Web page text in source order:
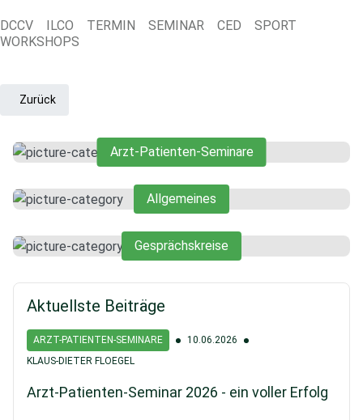
DCCV ILCO TERMIN SEMINAR CED
SPORT
WORKSHOPS
Vorheriger Beitrag: Häufige Fragen zu Ihrem Aufenthalt
Zurück
Arzt-Patienten-Seminare
Allgemeines
Gesprächskreise
Aktuellste Beiträge
ARZT-PATIENTEN-SEMINARE
10.06.2026
KLAUS-DIETER FLOEGEL
Arzt-Patienten-Seminar 2026 - ein voller Erfolg